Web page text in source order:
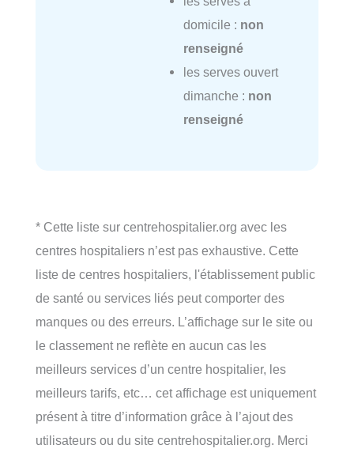
domicile : non
renseigné
les serves ouvert
dimanche : non
renseigné
* Cette liste sur centrehospitalier.org avec les
centres hospitaliers n’est pas exhaustive. Cette
liste de centres hospitaliers, l'établissement public
de santé ou services liés peut comporter des
manques ou des erreurs. L’affichage sur le site ou
le classement ne reflète en aucun cas les
meilleurs services d’un centre hospitalier, les
meilleurs tarifs, etc… cet affichage est uniquement
présent à titre d’information grâce à l’ajout des
utilisateurs ou du site centrehospitalier.org. Merci